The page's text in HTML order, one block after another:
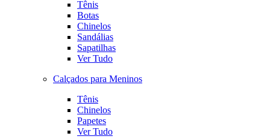
Tênis
Botas
Chinelos
Sandálias
Sapatilhas
Ver Tudo
Calçados para Meninos
Tênis
Chinelos
Papetes
Ver Tudo